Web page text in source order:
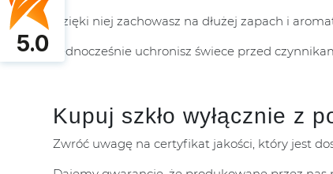
Dzięki niej zachowasz na dłużej zapach i
Jednocześnie uchronisz świece przed
Kupuj szkło wyłącznie z
Zwróć uwagę na certyfikat jakości, który jest
5.0